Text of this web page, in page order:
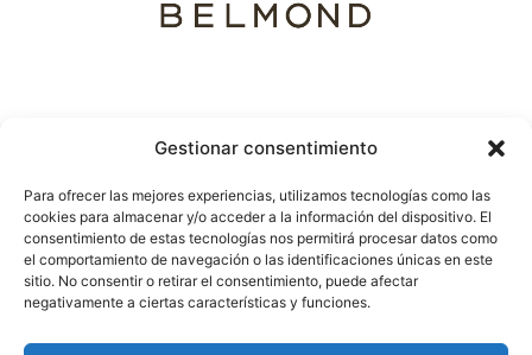
Gestionar consentimiento
Para ofrecer las mejores experiencias, utilizamos tecnologías como las
cookies para almacenar y/o acceder a la información del dispositivo. El
consentimiento de estas tecnologías nos permitirá procesar datos como
el comportamiento de navegación o las identificaciones únicas en este
sitio. No consentir o retirar el consentimiento, puede afectar
negativamente a ciertas características y funciones.
Destinos
destacados
Lunas de miel
Viajes a medida
C. Alonso Cano
66 (Madrid)
Avenida
República
Argentina 25
(Sevilla)
Teléfono. 910 421